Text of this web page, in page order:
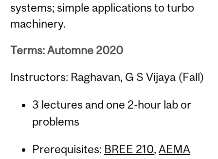
systems; simple applications to turbo
machinery.
Terms: Automne 2020
Instructors: Raghavan, G S Vijaya (Fall)
3 lectures and one 2-hour lab or
problems
Prerequisites: BREE 210, AEMA